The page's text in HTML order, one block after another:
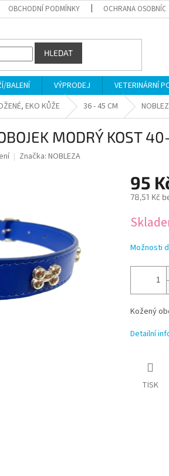
OBCHODNÍ PODMÍNKY OCHRANA
HLEDAT
BALENÍ VÝPRODEJ VETERINÁRNÍ
EKO KŮŽE 36 - 45 CM
MODRÝ KOST
Značka: NOBLEZA
95
78,51 Kč
cena:
Možnosti
Kožený
Detailní
TISK